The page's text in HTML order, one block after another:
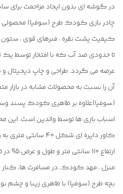
در گوشه ای بدون ایجاد مزاحمت برای
چادر بازی کودک طرح (سوفیا) محصولی
کیفیت پشت نقره ، فنرهای قوی ،
تا حدودی ضد آب که با افتخار توسط یک
عرضه می گردد. طراحی و چاپ دیجیتال
آن را نسبت به محصولات مشابه در بازار
(سوفیا)علاوه بر ظاهری کودک پسند
اسباب بازی ها توسط والدین است.
کاور دایره ای شکل 40
منزل ، مهد کودک، در مسافرت ها،
بچه طرح (سوفیا) با ظاهری زیبا و چشم